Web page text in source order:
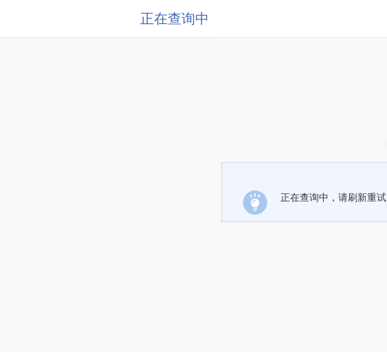
正在查询中
正在查询中，请刷新重试